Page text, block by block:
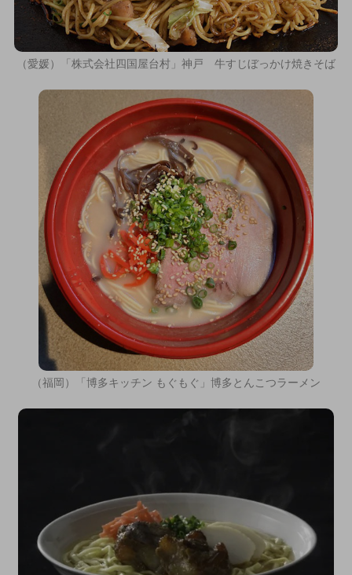
（愛媛）「株式会社四国屋台村」神戸 牛すじぼっかけ焼きそば
（福岡）「博多キッチン もぐもぐ」博多とんこつラーメン